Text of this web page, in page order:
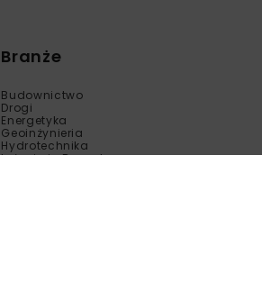
Branże
Budownictwo
Drogi
Energetyka
Geoinżynieria
Hydrotechnika
Inżynieria Bezwykopowa